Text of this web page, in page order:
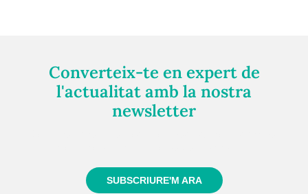
Converteix-te en expert de
l'actualitat amb la nostra
newsletter
SUBSCRIURE'M ARA